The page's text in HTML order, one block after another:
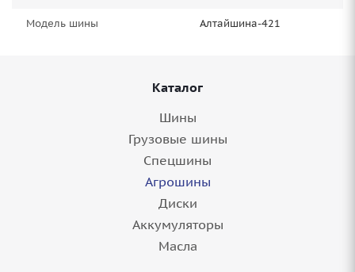
Модель шины Алтайшина-421
Каталог
Шины
Грузовые шины
Спецшины
Агрошины
Диски
Аккумуляторы
Масла